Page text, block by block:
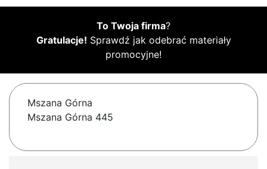
To Twoja firma?
Gratulacje! Sprawdź jak odebrać materiały
promocyjne!
Mszana Górna
Mszana Górna 445